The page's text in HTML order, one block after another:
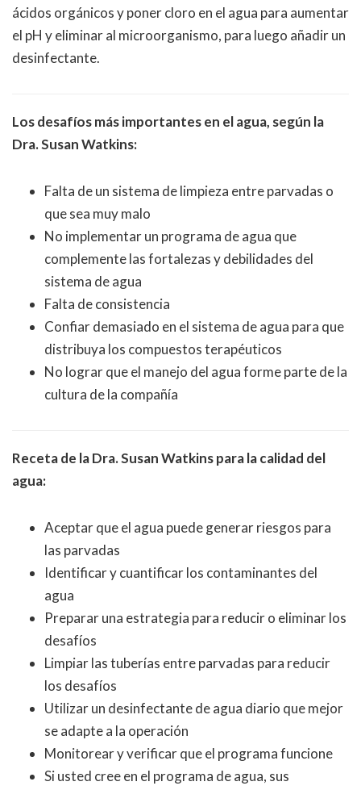
ácidos orgánicos y poner cloro en el agua para aumentar
el pH y eliminar al microorganismo, para luego añadir un
desinfectante.
Los desafíos más importantes en el agua, según la
Dra. Susan Watkins:
Falta de un sistema de limpieza entre parvadas o
que sea muy malo
No implementar un programa de agua que
complemente las fortalezas y debilidades del
sistema de agua
Falta de consistencia
Confiar demasiado en el sistema de agua para que
distribuya los compuestos terapéuticos
No lograr que el manejo del agua forme parte de la
cultura de la compañía
Receta de la Dra. Susan Watkins para la calidad del
agua:
Aceptar que el agua puede generar riesgos para
las parvadas
Identificar y cuantificar los contaminantes del
agua
Preparar una estrategia para reducir o eliminar los
desafíos
Limpiar las tuberías entre parvadas para reducir
los desafíos
Utilizar un desinfectante de agua diario que mejor
se adapte a la operación
Monitorear y verificar que el programa funcione
Si usted cree en el programa de agua, sus